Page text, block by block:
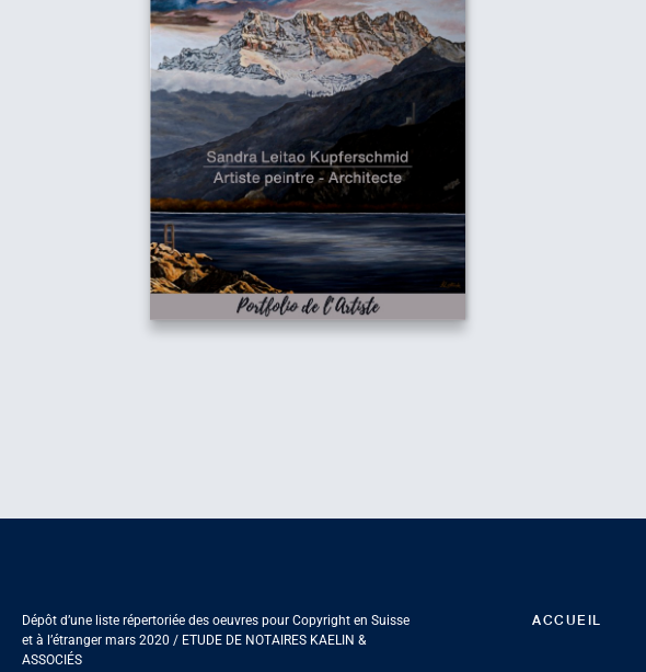
Dépôt d’une liste répertoriée des oeuvres pour Copyright en Suisse
et à l’étranger mars 2020 / ETUDE DE NOTAIRES KAELIN &
ASSOCIÉS
ACCUEIL